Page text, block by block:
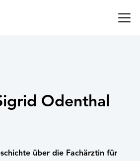
Odenthal
über die Fachärztin für